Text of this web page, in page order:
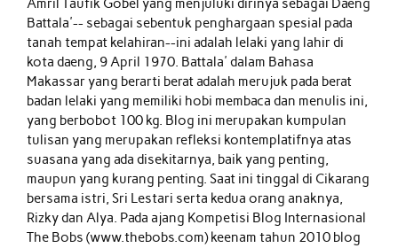
Amril Taufik Gobelyang menjuluki dirinya sebagai Daeng
Battala'-- sebagai sebentuk penghargaan spesial pada
tanah tempat kelahiran--ini adalah lelaki yang lahir di
kota daeng, 9 April 1970. Battala' dalam Bahasa
Makassar yang berarti berat adalah merujuk pada berat
badan lelaki yang memiliki hobi membaca dan menulis ini,
yang berbobot 100 kg. Blog ini merupakan kumpulan
tulisan yang merupakan refleksi kontemplatifnya atas
suasana yang ada disekitarnya, baik yang penting,
maupun yang kurang penting. Saat ini tinggal di Cikarang
bersama istri, Sri Lestari serta kedua orang anaknya,
Rizky dan Alya. Pada ajang Kompetisi Blog Internasional
The Bobs (www.thebobs.com) keenam tahun 2010 blog